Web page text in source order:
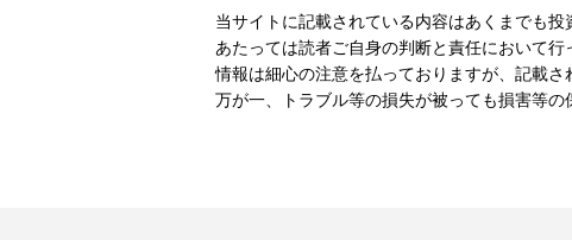
当サイトに記載されている内容はあくまでも
あたっては読者ご自身の判断と責任において
情報は細心の注意を払っておりますが、記載さ
万が一、トラブル等の損失が被っても損害等の